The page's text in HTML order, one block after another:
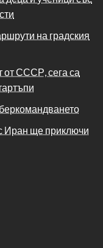
на градския
от СССР, сега са
Иран ще приключи